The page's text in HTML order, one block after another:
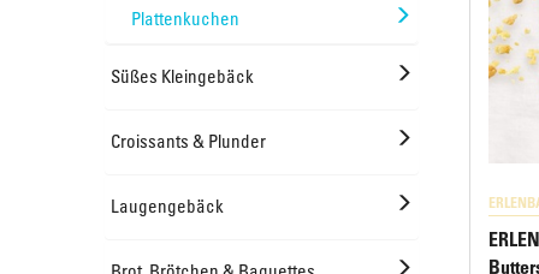
Croissants & Plunder
Plattenkuchen
Süßes Kleingebäck
Croissants & Plunder
Laugengebäck